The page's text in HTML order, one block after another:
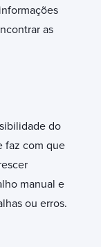
as
do
faz com que
manual e
ou erros.